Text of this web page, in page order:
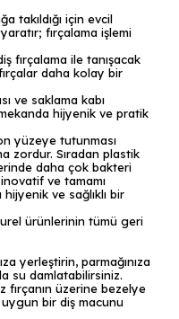
takıldığı için evcil
fırçalama işlemi
fırçalama ile tanışacak
daha kolay bir
ve saklama kabı
hijyenik ve pratik
yüzeye tutunması
zordur. Sıradan plastik
daha çok bakteri
ve tamamı
ve sağlıklı bir
ürünlerinin tümü geri
yerleştirin, parmağınıza
su damlatabilirsiniz.
fırçanın üzerine bezelye
bir diş macunu